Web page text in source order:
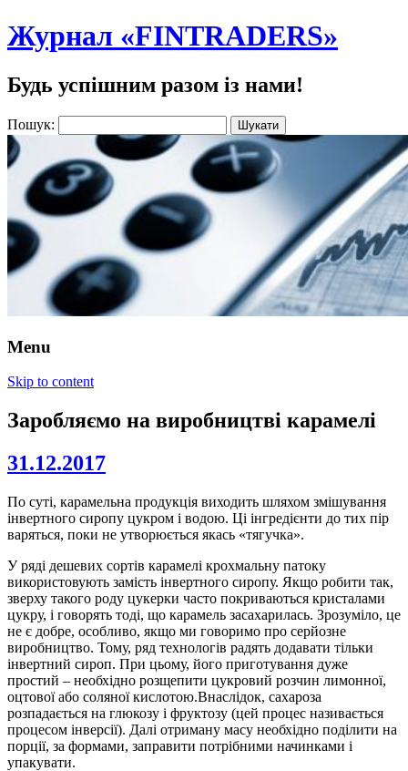
Журнал «FINTRADERS»
Будь успішним разом із нами!
Пошук:
Menu
Skip to content
Заробляємо на виробництві карамелі
31.12.2017
По суті, карамельна продукція виходить шляхом змішування
інвертного сиропу цукром і водою. Ці інгредієнти до тих пір
варяться, поки не утворюється якась «тягучка».
У ряді дешевих сортів карамелі крохмальну патоку
використовують замість інвертного сиропу. Якщо робити так,
зверху такого роду цукерки часто покриваються кристалами
цукру, і говорять тоді, що карамель засахарилась. Зрозуміло, це
не є добре, особливо, якщо ми говоримо про серйозне
виробництво. Тому, ряд технологів радять додавати тільки
інвертний сироп. При цьому, його приготування дуже
простий – необхідно розщепити цукровий розчин лимонної,
оцтової або соляної кислотою.Внаслідок, сахароза
розпадається на глюкозу і фруктозу (цей процес називається
процесом інверсії). Далі отриману масу необхідно поділити на
порції, за формами, заправити потрібними начинками і
упакувати.